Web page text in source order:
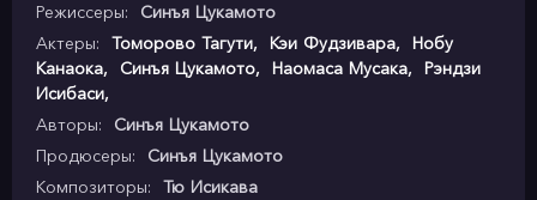
Режиссеры:
Синъя Цукамото
Актеры:
Томорово Тагути, Кэи Фудзивара,
Нобу
Канаока, Синъя Цукамото, Наомаса Мусака,
Рэндзи
Исибаси,
Авторы:
Синъя Цукамото
Продюсеры:
Синъя Цукамото
Композиторы:
Тю Исикава